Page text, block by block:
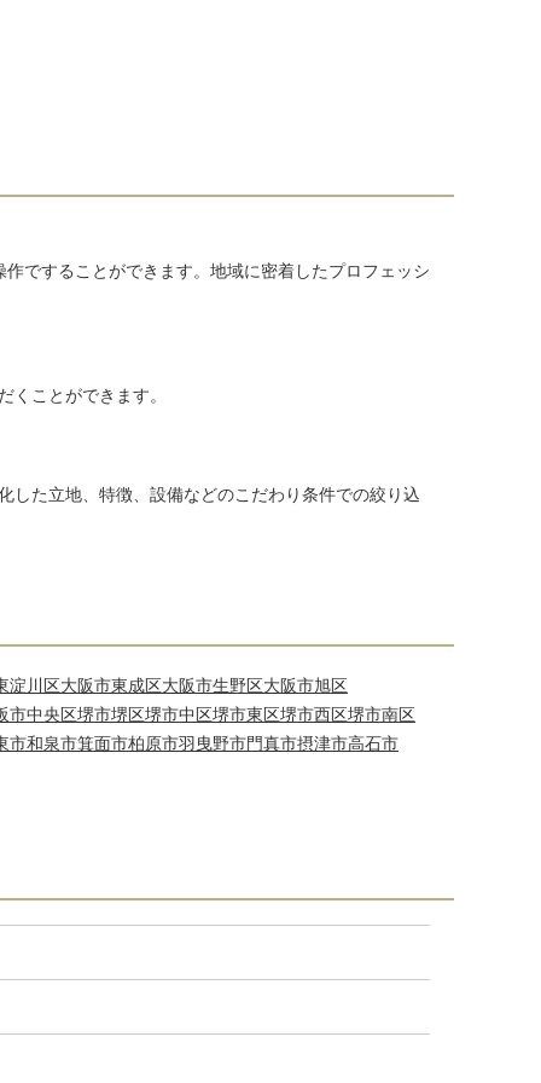
ですることができます。地域に密着したプロフェッシ
ことができます。
した立地、特徴、設備などのこだわり条件での絞り込
淀川区大阪市東成区大阪市生野区大阪市旭区
市中央区堺市堺区堺市中区堺市東区堺市西区堺市南区
市和泉市箕面市柏原市羽曳野市門真市摂津市高石市